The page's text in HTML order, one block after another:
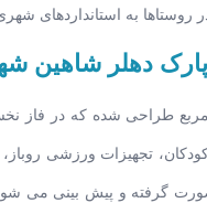
به استانداردهای
دهلر شاهین
تجهیزات ورزشی
گرفته و پیش بینی می شود